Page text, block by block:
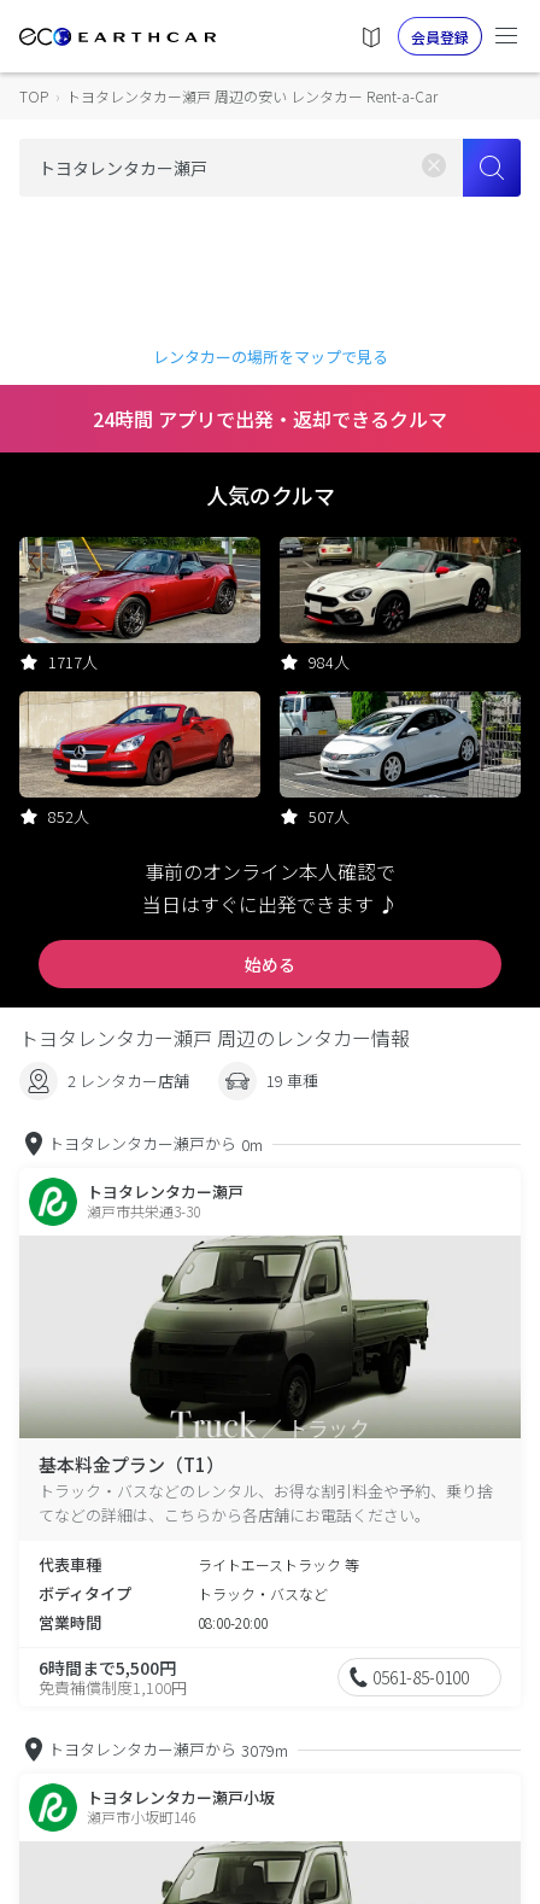
会員登録
TOP › トヨタレンタカー瀬戸 周辺の安い レンタカー Rent-a-Car
レンタカーの場所をマップで見る
24時間 アプリで出発・返却できるクルマ
人気のクルマ
1717人 984人
852人 507人
事前のオンライン本人確認で
当日はすぐに出発できます ♪
始める
トヨタレンタカー瀬戸 周辺のレンタカー情報
2 レンタカー店舗 19 車種
トヨタレンタカー瀬戸から 0m
トヨタレンタカー瀬戸
瀬戸市共栄通3-30
基本料金プラン（T1）
トラック・バスなどのレンタル、お得な割引料金や予約、乗り捨
てなどの詳細は、こちらから各店舗にお電話ください。
代表車種 ライトエーストラック 等
ボディタイプ トラック・バスなど
営業時間 08:00-20:00
6時間まで5,500円
免責補償制度1,100円 0561-85-0100
トヨタレンタカー瀬戸から 3079m
トヨタレンタカー瀬戸小坂
瀬戸市小坂町146